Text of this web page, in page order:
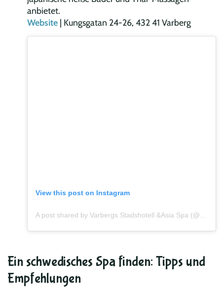
anbietet.
Website | Kungsgatan 24-26, 432 41 Varberg
View this post on Instagram
Ein schwedisches Spa finden: Tipps und
Empfehlungen